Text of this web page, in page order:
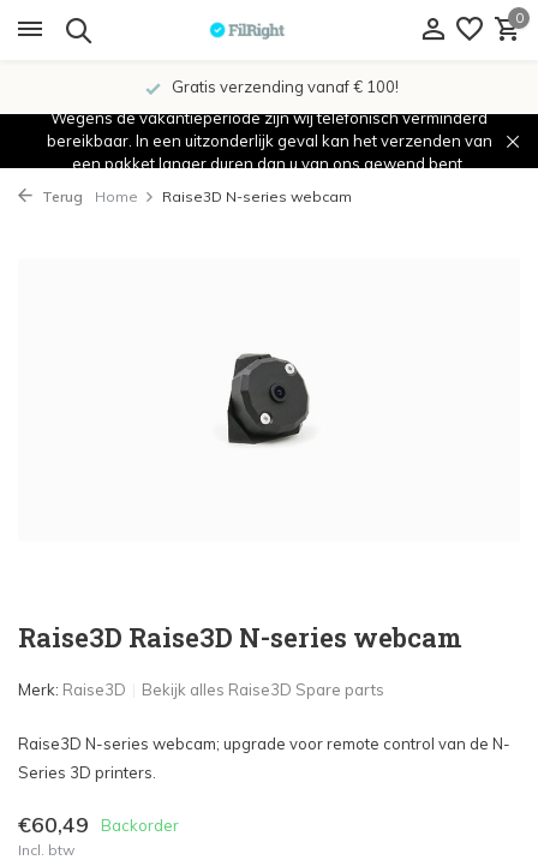
0
Gratis verzending vanaf € 100!
Wegens de vakantieperiode zijn wij telefonisch verminderd
bereikbaar. In een uitzonderlijk geval kan het verzenden van
een pakket langer duren dan u van ons gewend bent.
Terug Home Raise3D N-series webcam
Raise3D Raise3D N-series webcam
Merk: Raise3D Bekijk alles Raise3D Spare parts
Raise3D N-series webcam; upgrade voor remote control van de N-
Series 3D printers.
€60,49 Backorder
Incl. btw